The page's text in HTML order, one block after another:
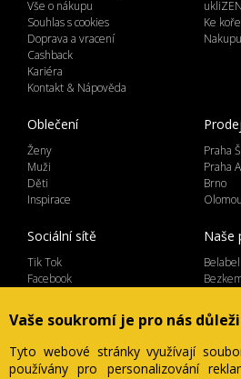
Vaše soukromí je pro nás
Tyto webové stránky využívají
používány pro personalizování
Vše o nákupu
Souhlas s cookies
Doprava a vracení
Cashback
Kariéra
Kontakt & Nápověda
Ke
Oblečení
Ženy
Muži
Děti
Inspirace
Praha
Praha
Brno
Sociální sítě
Tik Tok
Facebook
Naše
Lemicom spol. s r.o. | IČ 27561054